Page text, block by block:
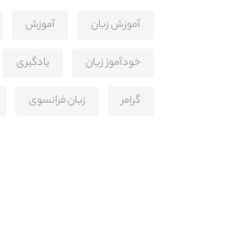
آموزش زبان آموزش
خودآموز زیان یادگیری
گرامر زبان فرانسوی